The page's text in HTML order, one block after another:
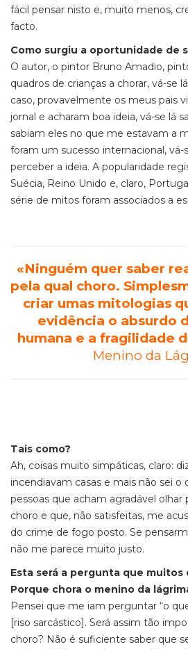
fácil pensar nisto e, muito menos,
facto.
Como surgiu a oportunidade de
O autor, o pintor Bruno Amadio,
quadros de crianças a chorar, vá-se
caso, provavelmente os meus pais
jornal e acharam boa ideia, vá-se lá
sabiam eles no que me estavam a
foram um sucesso internacional, vá-
perceber a ideia. A popularidade
Suécia, Reino Unido e, claro,
série de mitos foram associados a
«Ninguém quer saber
pela qual choro.
criar umas mitologias
evidência o absurdo
humana e a fragilidade
Menino da
Tais como?
Ah, coisas muito simpáticas, claro:
incendiavam casas e mais não sei o
pessoas que acham agradável olhar
choro e que, não satisfeitas, me
do crime de fogo posto. Se
não me parece muito justo.
Esta será a pergunta que muitos
Porque chora o menino da
Pensei que me iam perguntar “o
[riso sarcástico]. Será assim tão
choro? Não é suficiente saber que